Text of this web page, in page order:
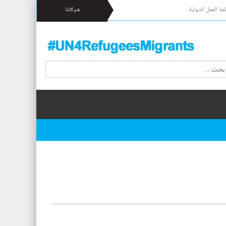
العمل الدولية شركائنا